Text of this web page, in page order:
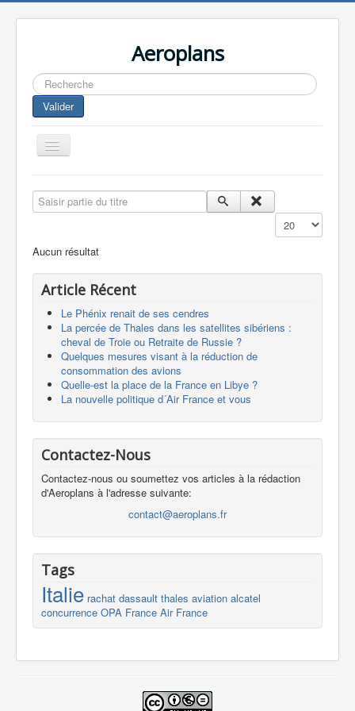
Aeroplans
Rechercher
Valider
Toggle
Navigation
Aviation Commerciale
Europespace
Drones
Saisir partie du titre
Affichage #
Aucun résultat
Article Récent
Le Phénix renait de ses cendres
La percée de Thales dans les satellites sibériens :
cheval de Troie ou Retraite de Russie ?
Quelques mesures visant à la réduction de
consommation des avions
Quelle-est la place de la France en Libye ?
La nouvelle politique d´Air France et vous
Contactez-Nous
Contactez-nous ou soumettez vos articles à la rédaction
d'Aeroplans à l'adresse suivante:
contact@aeroplans.fr
Tags
Italie rachat dassault thales aviation alcatel
concurrence OPA France Air France